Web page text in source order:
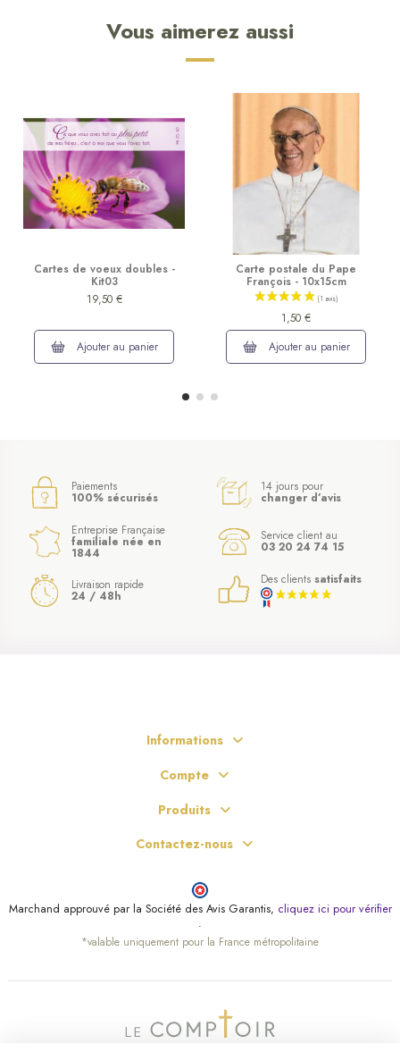
Vous aimerez aussi
Cartes de voeux doubles -
Kit03
19,50 €
Ajouter au panier
Carte postale du Pape
François - 10x15cm
1,50 €
Ajouter au panier
Paiements
100% sécurisés
14 jours pour
changer d’avis
Entreprise Française
familiale née en
1844
Service client au
03 20 24 74 15
Livraison rapide
24 / 48h
Des clients satisfaits
Informations
Compte
Produits
Contactez-nous
Marchand approuvé par la Société des Avis Garantis, cliquez ici pour vérifier
.
*valable uniquement pour la France métropolitaine